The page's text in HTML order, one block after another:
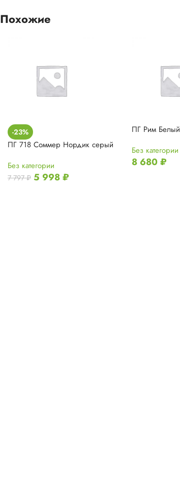
Похожие
-23%
ПГ 718 Соммер Нордик серый
Без категории
7 797₽ 5 998₽
ПГ Рим Белый
Без категории
8 680₽